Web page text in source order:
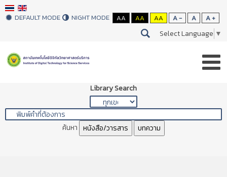
DEFAULT MODE NIGHT MODE AA AA AA A - A A +
Select Language ▼
Library Search
ค้นหา หนังสือ/วารสาร บทความ